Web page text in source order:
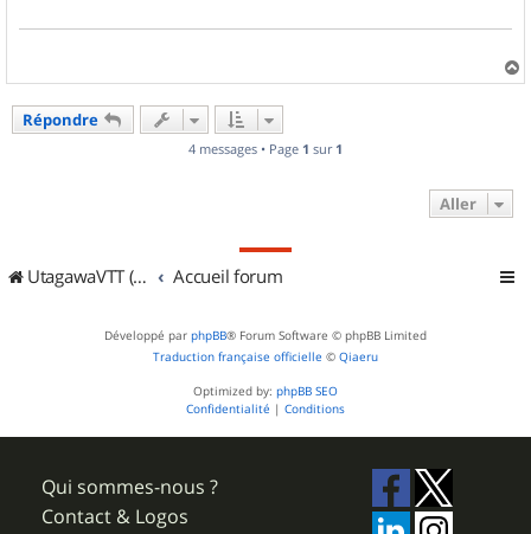
a
Répondre
4 messages • Page 1 sur 1
Aller
UtagawaVTT (Randos VTT et VTTAE avec traces GPS) Accueil forum
Développé par phpBB® Forum Software © phpBB Limited
Traduction française officielle © Qiaeru
Optimized by: phpBB SEO
Confidentialité | Conditions
Qui sommes-nous ?
Contact & Logos